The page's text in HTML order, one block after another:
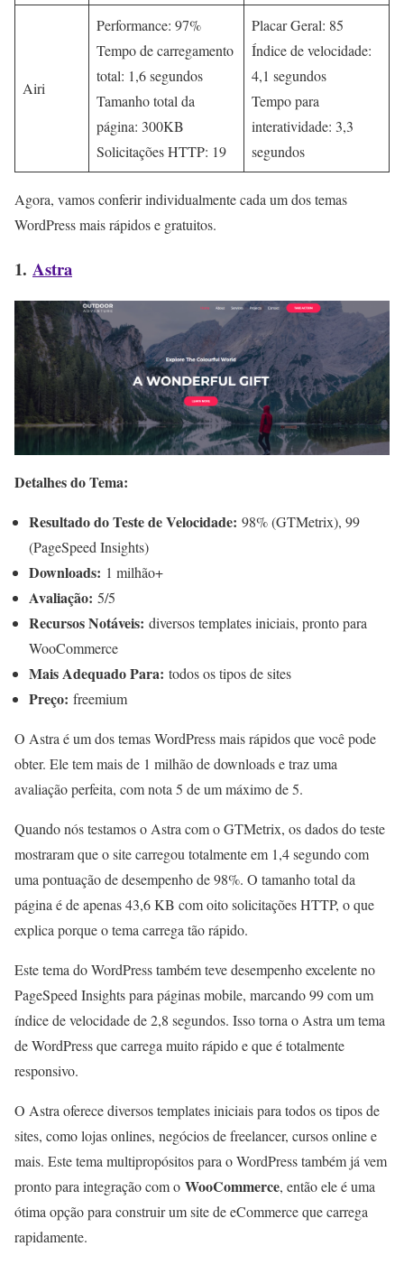
Airi
Performance: 97%
Tempo de carregamento
total: 1,6 segundos
Tamanho total da
página: 300KB
Solicitações HTTP: 19
Placar Geral: 85
Índice de velocidade:
4,1 segundos
Tempo para
interatividade: 3,3
segundos
Agora, vamos conferir individualmente cada um dos temas
WordPress mais rápidos e gratuitos.
1. Astra
Detalhes do Tema:
Resultado do Teste de Velocidade: 98% (GTMetrix), 99
(PageSpeed Insights)
Downloads: 1 milhão+
Avaliação: 5/5
Recursos Notáveis: diversos templates iniciais, pronto para
WooCommerce
Mais Adequado Para: todos os tipos de sites
Preço: freemium
O Astra é um dos temas WordPress mais rápidos que você pode
obter. Ele tem mais de 1 milhão de downloads e traz uma
avaliação perfeita, com nota 5 de um máximo de 5.
Quando nós testamos o Astra com o GTMetrix, os dados do teste
mostraram que o site carregou totalmente em 1,4 segundo com
uma pontuação de desempenho de 98%. O tamanho total da
página é de apenas 43,6 KB com oito solicitações HTTP, o que
explica porque o tema carrega tão rápido.
Este tema do WordPress também teve desempenho excelente no
PageSpeed Insights para páginas mobile, marcando 99 com um
índice de velocidade de 2,8 segundos. Isso torna o Astra um tema
de WordPress que carrega muito rápido e que é totalmente
responsivo.
O Astra oferece diversos templates iniciais para todos os tipos de
sites, como lojas onlines, negócios de freelancer, cursos online e
mais. Este tema multipropósitos para o WordPress também já vem
pronto para integração com o WooCommerce, então ele é uma
ótima opção para construir um site de eCommerce que carrega
rapidamente.